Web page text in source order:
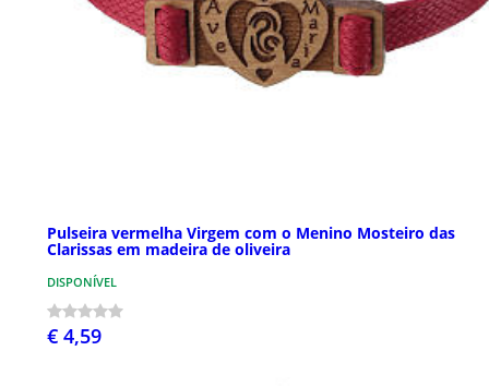
Pulseira vermelha Virgem com o Menino Mosteiro das
Clarissas em madeira de oliveira
DISPONÍVEL
€ 4,59